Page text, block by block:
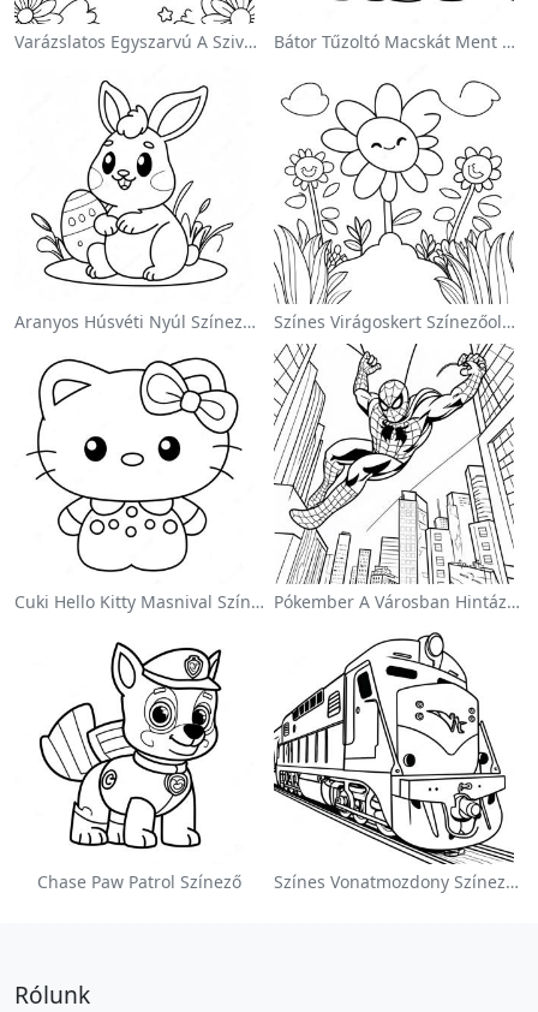
Varázslatos Egyszarvú A Szivárvány Színezőoldalon Bátor Tűzoltó Macskát Ment Színezőlap
Aranyos Húsvéti Nyúl Színezőoldalon Színes Virágoskert Színezőoldalon
Cuki Hello Kitty Masnival Színezőlap Pókember A Városban Hintázva Színezőlap
Chase Paw Patrol Színező Színes Vonatmozdony Színezőlap
Rólunk